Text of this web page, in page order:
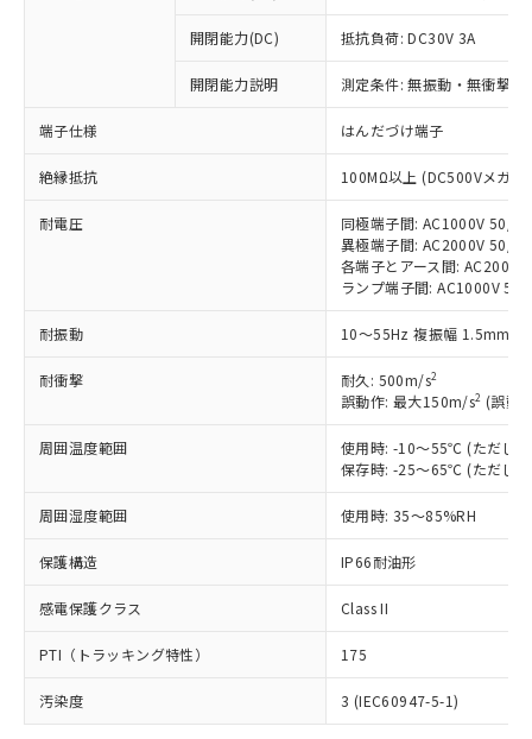
開閉能力(DC) 抵抗負荷: DC30V 3A
開閉能力説明 測定条件: 無振動・無衝撃
端子仕様 はんだづけ端子
絶縁抵抗 100MΩ以上 (DC500Vメガ)
耐電圧
同極端子間: AC1000V 50/
異極端子間: AC2000V 50/
各端子とアース間:
ランプ端子間: AC1000V
耐振動 10～55Hz 複振幅 1.5mm (
耐衝撃 耐久: 500m/s2
誤動作: 最大150m/s2 (誤動
周囲温度範囲
使用時: -10～55℃ (ただし
保存時: -25～65℃ (ただし
周囲湿度範囲 使用時: 35～85%RH
保護構造 IP66耐油形
感電保護クラス Class II
PTI（トラッキング特性） 175
汚染度 3 (IEC60947-5-1)
以下の条件をお読みいただき、同意のうえ
本サービスは、当社制御機器事業取扱
商品の当社在庫状況および標準価格
(税抜)を提供させていただくもので
当社制御機器事業取扱商品の中には、
本サービスの対象外となる商品もある
在庫状況および標準価格照会結果は、
記載している更新日時点での社内デー
タに基づき作成されるものであり、閲
覧された時点での実際の在庫および標
準価格とは異なる場合があることをご
了承ください。
正式な納期状況および標準価格はお客
様のお取引先、またはお客様担当のオ
※1 対応状況
対応済み：EU RoHS指令（10物質）の
非含有に対応した製品が提供可能な商品で
す。
対応予定：EU RoHS指令（10物質）の非含
有に対応した製品に切り替える予定のある
対応予定なし：EU RoHS指令（10物質）の
非含有に非対応の商品で、対応品を出す予
調査・確認中：EU RoHS指令（10物質）の
非含有の対応状況を調査中または確認中の
非該当品：ライセンス料など無形物で、有
害物質有無と関係のない商品です。
仕入先様の事情により、非含有部品として
いたものが、含有品と判明した場合などや
むを得ず変更することがあります。
*EU RoHS指令（10物質）：
鉛(Pb) 1000ppm以下、 水銀(Hg) 1000ppm以下、 カド
ミウム(Cd) 100ppm以下、
(PBDE) 1000ppm以下、フタル酸ビス(2-エチルヘキシ
ル) (DEHP)(別名：DOP) 1000ppm以下、フタル酸ブチ
ルベンジル（BBP） 1000ppm以下、フタル酸ジブチル
（DBP） 1000ppm以下、フタル酸ジイソブチル
「○」：最大均質材料含有率が中国RoHSの
基準値以下であることを示します。
「×」：最大均質材料含有率が中国RoHSの
基準値を超えていることを示します。
「－」：未確認です。当社販売部門へお問
Pb(鉛) :1000ppm、 Hg(水銀) : 1000ppm、 Cd(カドミウ
Cr(Ⅵ)(六価クロム) : 1000ppm、 PBBs(ポリ臭化ビフェ
ニル類) : 1000ppm、 PBDEs(ポリ臭化ジフェニルエーテ
DBP(フタル酸ジブチル) : 1000ppm、 DIBP(フタル酸ジ
為替および外国貿易法に定める商品
（以下｢規制貨物等」という）を輸出
または国外への提供する場合は、日本
国政府の輸出許可(または役務取引許
可)を取得するなどの必要な手続きを
とります。
当社は規制貨物を破棄する場合は、完
全に破砕するなど、違法に輸出されな
いよう必要な手段を講じます。
号
○ 一定数以上の在庫あり
△ 一定数には満たないが在庫あり